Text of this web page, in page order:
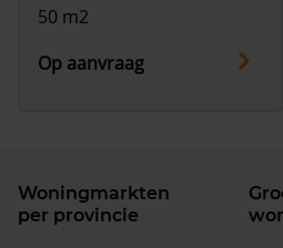
50 m2
Op aanvraag
Woningmarkten
per provincie